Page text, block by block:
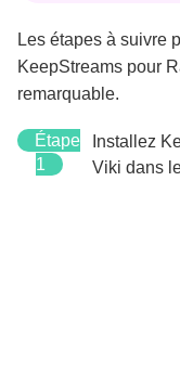
Les étapes à suivre
KeepStreams pour
remarquable.
Étape
1
Installez
Viki dans